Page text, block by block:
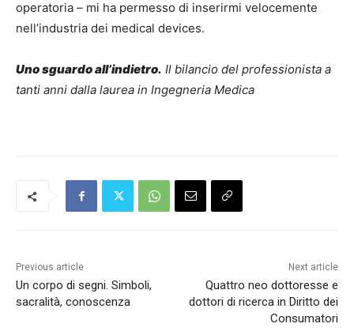
operatoria – mi ha permesso di inserirmi velocemente
nell’industria dei medical devices.
Uno sguardo all’indietro. Il bilancio del professionista a
tanti anni dalla laurea in Ingegneria Medica
Previous article
Un corpo di segni. Simboli,
sacralità, conoscenza
Next article
Quattro neo dottoresse e
dottori di ricerca in Diritto dei
Consumatori